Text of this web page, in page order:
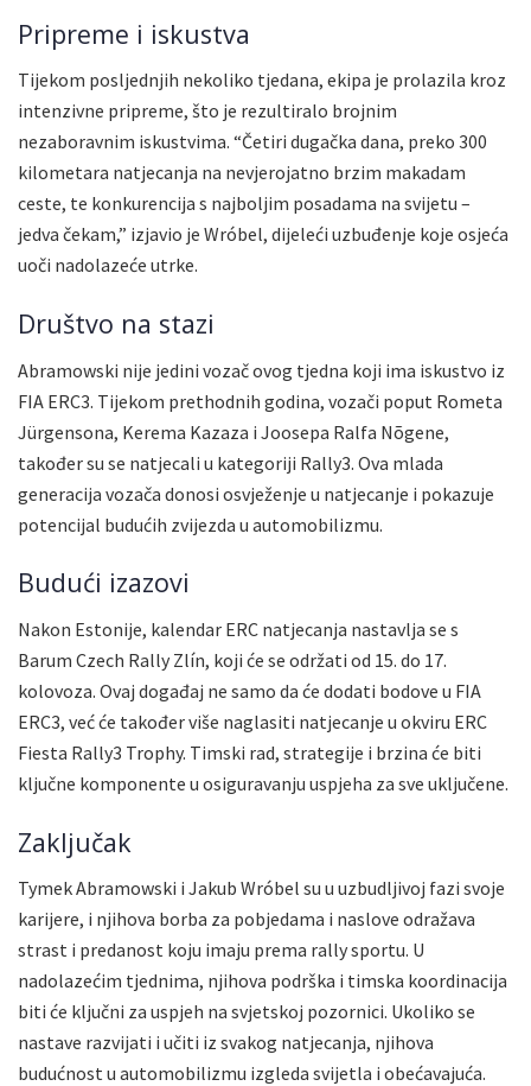
Pripreme i iskustva
Tijekom posljednjih nekoliko tjedana, ekipa je prolazila kroz
intenzivne pripreme, što je rezultiralo brojnim
nezaboravnim iskustvima. “Četiri dugačka dana, preko 300
kilometara natjecanja na nevjerojatno brzim makadam
ceste, te konkurencija s najboljim posadama na svijetu –
jedva čekam,” izjavio je Wróbel, dijeleći uzbuđenje koje osjeća
uoči nadolazeće utrke.
Društvo na stazi
Abramowski nije jedini vozač ovog tjedna koji ima iskustvo iz
FIA ERC3. Tijekom prethodnih godina, vozači poput Rometa
Jürgensona, Kerema Kazaza i Joosepa Ralfa Nõgene,
također su se natjecali u kategoriji Rally3. Ova mlada
generacija vozača donosi osvježenje u natjecanje i pokazuje
potencijal budućih zvijezda u automobilizmu.
Budući izazovi
Nakon Estonije, kalendar ERC natjecanja nastavlja se s
Barum Czech Rally Zlín, koji će se održati od 15. do 17.
kolovoza. Ovaj događaj ne samo da će dodati bodove u FIA
ERC3, već će također više naglasiti natjecanje u okviru ERC
Fiesta Rally3 Trophy. Timski rad, strategije i brzina će biti
ključne komponente u osiguravanju uspjeha za sve uključene.
Zaključak
Tymek Abramowski i Jakub Wróbel su u uzbudljivoj fazi svoje
karijere, i njihova borba za pobjedama i naslove odražava
strast i predanost koju imaju prema rally sportu. U
nadolazećim tjednima, njihova podrška i timska koordinacija
biti će ključni za uspjeh na svjetskoj pozornici. Ukoliko se
nastave razvijati i učiti iz svakog natjecanja, njihova
budućnost u automobilizmu izgleda svijetla i obećavajuća.